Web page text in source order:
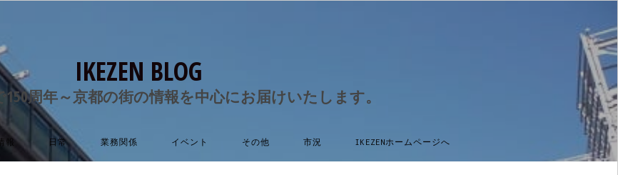
IKEZEN BLOG
周年～京都の街の情報を中心にお届けいたします。
報 日常 業務関係 イベント その他 市況 IKEZENホームページへ